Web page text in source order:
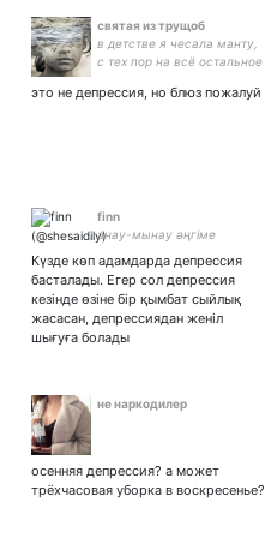
святая из трущоб
в детстве я чесала манту,
с тех пор на всё остальное
похуй
это не депрессия, но блюз пожалуй
finn
анау-мынау әңгіме
Күзде көп адамдарда депрессия
басталады. Егер сол депрессия
кезінде өзіне бір қымбат сыйлық
жасасан, депрессиядан женіл
шығуға болады
не наркодилер
осенняя депрессия? а может
трёхчасовая уборка в воскресенье?